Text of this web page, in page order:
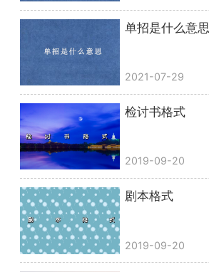
单招是什么意思
2021-07-29
检讨书格式
2019-09-20
剧本格式
2019-09-20